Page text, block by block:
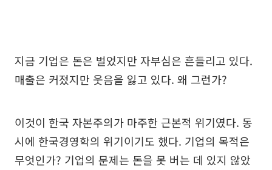
지금 기업은 돈은 벌었지만 자부심은 흔들리고 있다.
매출은 커졌지만 웃음을 잃고 있다. 왜 그런가?
이것이 한국 자본주의가 마주한 근본적 위기였다. 동
시에 한국경영학의 위기이기도 했다. 기업의 목적은
무엇인가? 기업의 문제는 돈을 못 버는 데 있지 않았